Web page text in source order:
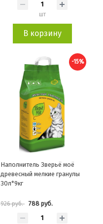
шт
В корзину
-15%
Наполнитель Зверьё моё
древесный мелкие гранулы
30л*9кг
926 руб. 788 руб.